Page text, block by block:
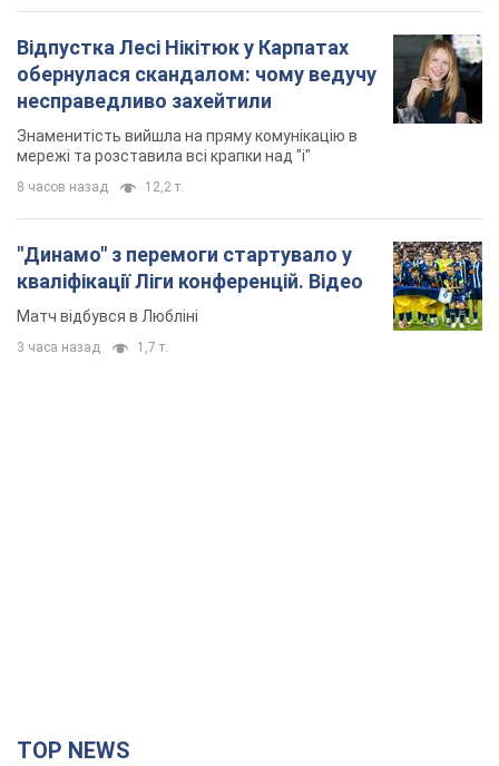
Відпустка Лесі Нікітюк у Карпатах
обернулася скандалом: чому ведучу
несправедливо захейтили
Знаменитість вийшла на пряму комунікацію в
мережі та розставила всі крапки над "і"
8 часов назад 12,2 т.
"Динамо" з перемоги стартувало у
кваліфікації Ліги конференцій. Відео
Матч відбувся в Любліні
3 часа назад 1,7 т.
TOP NEWS